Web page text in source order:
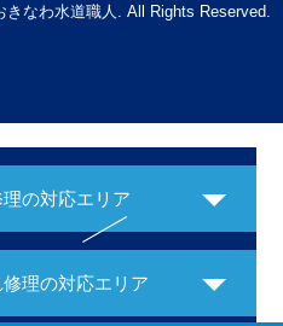
なわ水道職人. All Rights Reserved.
の対応エリア
理の対応エリア